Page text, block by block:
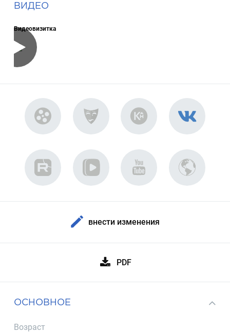
ВИДЕО
Видеовизитка
внести изменения
PDF
ОСНОВНОЕ
Возраст